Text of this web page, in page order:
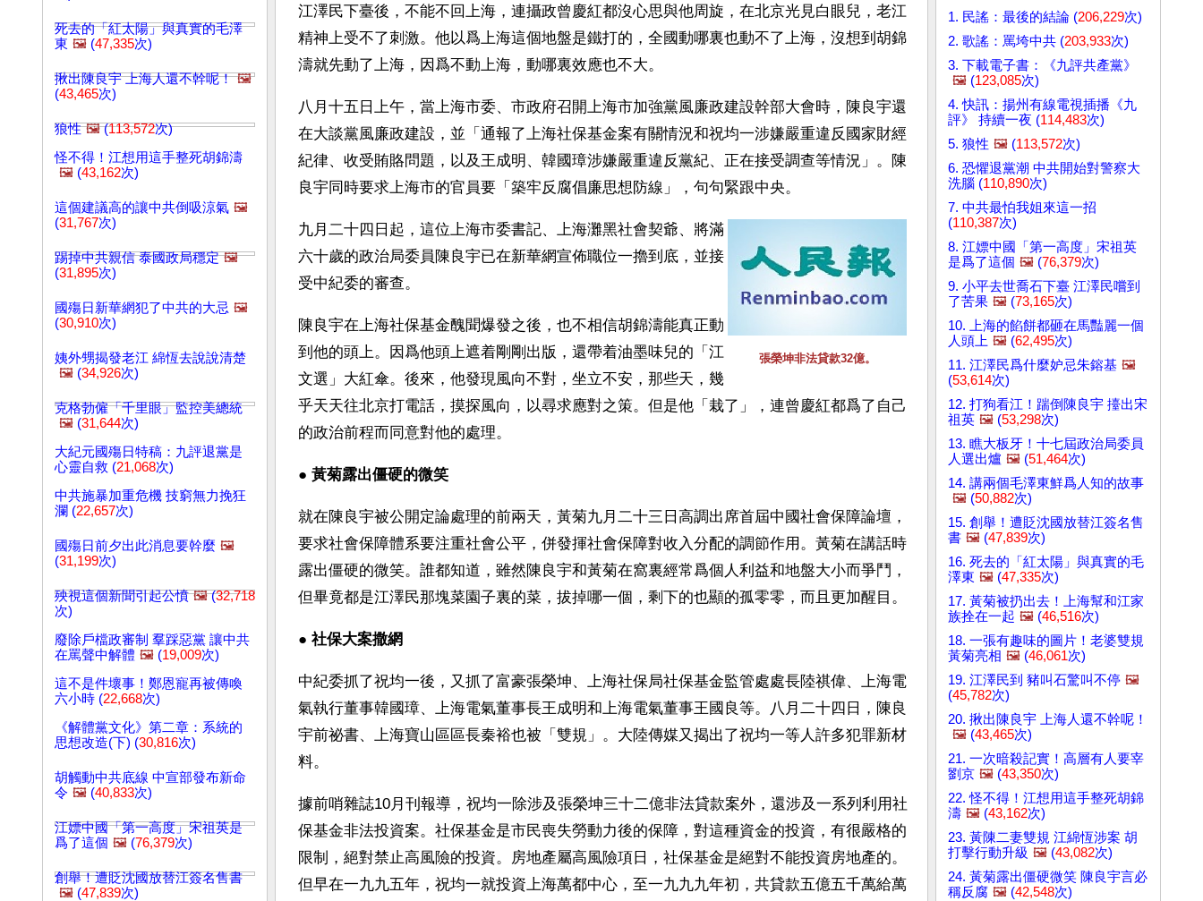
死去的「紅太陽」與真實的毛澤
東 🖼️ (47,335次)
揪出陳良宇 上海人還不幹呢！ 🖼️
(43,465次)
狼性 🖼️(113,572次)
怪不得！江想用這手整死胡錦濤
🖼️ (43,162次)
這個建議高的讓中共倒吸涼氣 🖼️
(31,767次)
踢掉中共親信 泰國政局穩定 🖼️
(31,895次)
國殤日新華網犯了中共的大忌 🖼️
(30,910次)
姨外甥揭發老江 綿恆去說說清楚
🖼️ (34,926次)
克格勃僱「千里眼」監控美總統
🖼️ (31,644次)
大紀元國殤日特稿：九評退黨是
心靈自救 (21,068次)
中共施暴加重危機 技窮無力挽狂
瀾 (22,657次)
國殤日前夕出此消息要幹麼 🖼️
(31,199次)
殃視這個新聞引起公憤 🖼️(32,718
次)
廢除戶檔政審制 羣踩惡黨 讓中共
在罵聲中解體 🖼️ (19,009次)
這不是件壞事！鄭恩寵再被傳喚
六小時 (22,668次)
《解體黨文化》第二章：系統的
思想改造(下) (30,816次)
胡觸動中共底線 中宣部發布新命
令 🖼️ (40,833次)
江嫖中國「第一高度」宋祖英是
爲了這個 🖼️ (76,379次)
創舉！遭貶沈國放替江簽名售書
🖼️ (47,839次)
江澤民下臺後，不能不回上海，連攝政曾慶紅都沒心思與他周旋，在北京光見白眼兒，老江
精神上受不了刺激。他以爲上海這個地盤是鐵打的，全國動哪裏也動不了上海，沒想到胡錦
濤就先動了上海，因爲不動上海，動哪裏效應也不大。
八月十五日上午，當上海市委、市政府召開上海市加強黨風廉政建設幹部大會時，陳良宇還
在大談黨風廉政建設，並「通報了上海社保基金案有關情況和祝均一涉嫌嚴重違反國家財經
紀律、收受賄賂問題，以及王成明、韓國璋涉嫌嚴重違反黨紀、正在接受調查等情況」。陳
良宇同時要求上海市的官員要「築牢反腐倡廉思想防線」，句句緊跟中央。
張榮坤非法貸款32億。
九月二十四日起，這位上海市委書記、上海灘黑社會契爺、將滿
六十歲的政治局委員陳良宇已在新華網宣佈職位一擼到底，並接
受中紀委的審查。
陳良宇在上海社保基金醜聞爆發之後，也不相信胡錦濤能真正動
到他的頭上。因爲他頭上遮着剛剛出版，還帶着油墨味兒的「江
文選」大紅傘。後來，他發現風向不對，坐立不安，那些天，幾
乎天天往北京打電話，摸探風向，以尋求應對之策。但是他「栽了」，連曾慶紅都爲了自己
的政治前程而同意對他的處理。
● 黃菊露出僵硬的微笑
就在陳良宇被公開定論處理的前兩天，黃菊九月二十三日高調出席首屆中國社會保障論壇，
要求社會保障體系要注重社會公平，併發揮社會保障對收入分配的調節作用。黃菊在講話時
露出僵硬的微笑。誰都知道，雖然陳良宇和黃菊在窩裏經常爲個人利益和地盤大小而爭鬥，
但畢竟都是江澤民那塊菜園子裏的菜，拔掉哪一個，剩下的也顯的孤零零，而且更加醒目。
● 社保大案撒網
中紀委抓了祝均一後，又抓了富豪張榮坤、上海社保局社保基金監管處處長陸祺偉、上海電
氣執行董事韓國璋、上海電氣董事長王成明和上海電氣董事王國良等。八月二十四日，陳良
宇前祕書、上海寶山區區長秦裕也被「雙規」。大陸傳媒又揭出了祝均一等人許多犯罪新材
料。
據前哨雜誌10月刊報導，祝均一除涉及張榮坤三十二億非法貸款案外，還涉及一系列利用社
保基金非法投資案。社保基金是市民喪失勞動力後的保障，對這種資金的投資，有很嚴格的
限制，絕對禁止高風險的投資。房地產屬高風險項日，社保基金是絕對不能投資房地產的。
但早在一九九五年，祝均一就投資上海萬都中心，至一九九九年初，共貸款五億五千萬給萬
1. 民謠：最後的結論 (206,229次)
2. 歌謠：罵垮中共 (203,933次)
3. 下載電子書：《九評共產黨》
🖼️ (123,085次)
4. 快訊：揚州有線電視插播《九
評》 持續一夜 (114,483次)
5. 狼性 🖼️ (113,572次)
6. 恐懼退黨潮 中共開始對警察大
洗腦 (110,890次)
7. 中共最怕我姐來這一招
(110,387次)
8. 江嫖中國「第一高度」宋祖英
是爲了這個 🖼️ (76,379次)
9. 小平去世喬石下臺 江澤民嚐到
了苦果 🖼️ (73,165次)
10. 上海的餡餅都砸在馬豔麗一個
人頭上 🖼️ (62,495次)
11. 江澤民爲什麼妒忌朱鎔基 🖼️
(53,614次)
12. 打狗看江！踹倒陳良宇 擡出宋
祖英 🖼️ (53,298次)
13. 瞧大板牙！十七屆政治局委員
人選出爐 🖼️ (51,464次)
14. 講兩個毛澤東鮮爲人知的故事
🖼️ (50,882次)
15. 創舉！遭貶沈國放替江簽名售
書 🖼️ (47,839次)
16. 死去的「紅太陽」與真實的毛
澤東 🖼️ (47,335次)
17. 黃菊被扔出去！上海幫和江家
族拴在一起 🖼️ (46,516次)
18. 一張有趣味的圖片！老婆雙規
黃菊亮相 🖼️ (46,061次)
19. 江澤民到 豬叫石驚叫不停 🖼️
(45,782次)
20. 揪出陳良宇 上海人還不幹呢！
🖼️ (43,465次)
21. 一次暗殺記實！高層有人要宰
劉京 🖼️ (43,350次)
22. 怪不得！江想用這手整死胡錦
濤 🖼️ (43,162次)
23. 黃陳二妻雙規 江綿恆涉案 胡
打擊行動升級 🖼️ (43,082次)
24. 黃菊露出僵硬微笑 陳良宇言必
稱反腐 🖼️ (42,548次)